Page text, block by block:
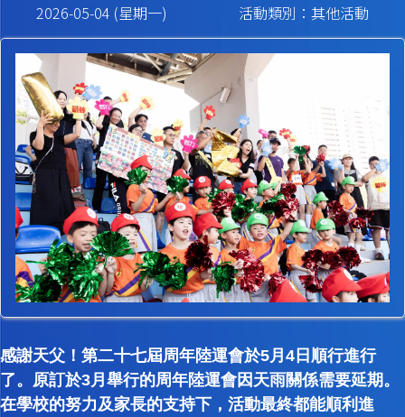
2026-05-04 (星期一) 活動類別：其他活動
感謝天父！第二十七屆周年陸運會於5月4日順行進行
了。原訂於3月舉行的周年陸運會因天雨關係需要延期。
在學校的努力及家長的支持下，活動最終都能順利進